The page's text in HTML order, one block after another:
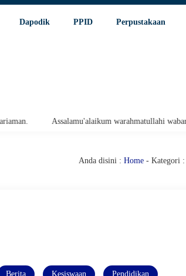
Dapodik PPID Perpustakaan
Assalamu'alaikum warahmatullahi
Anda disini : Home - Kategori
Berita Kesiswaan Pendidikan